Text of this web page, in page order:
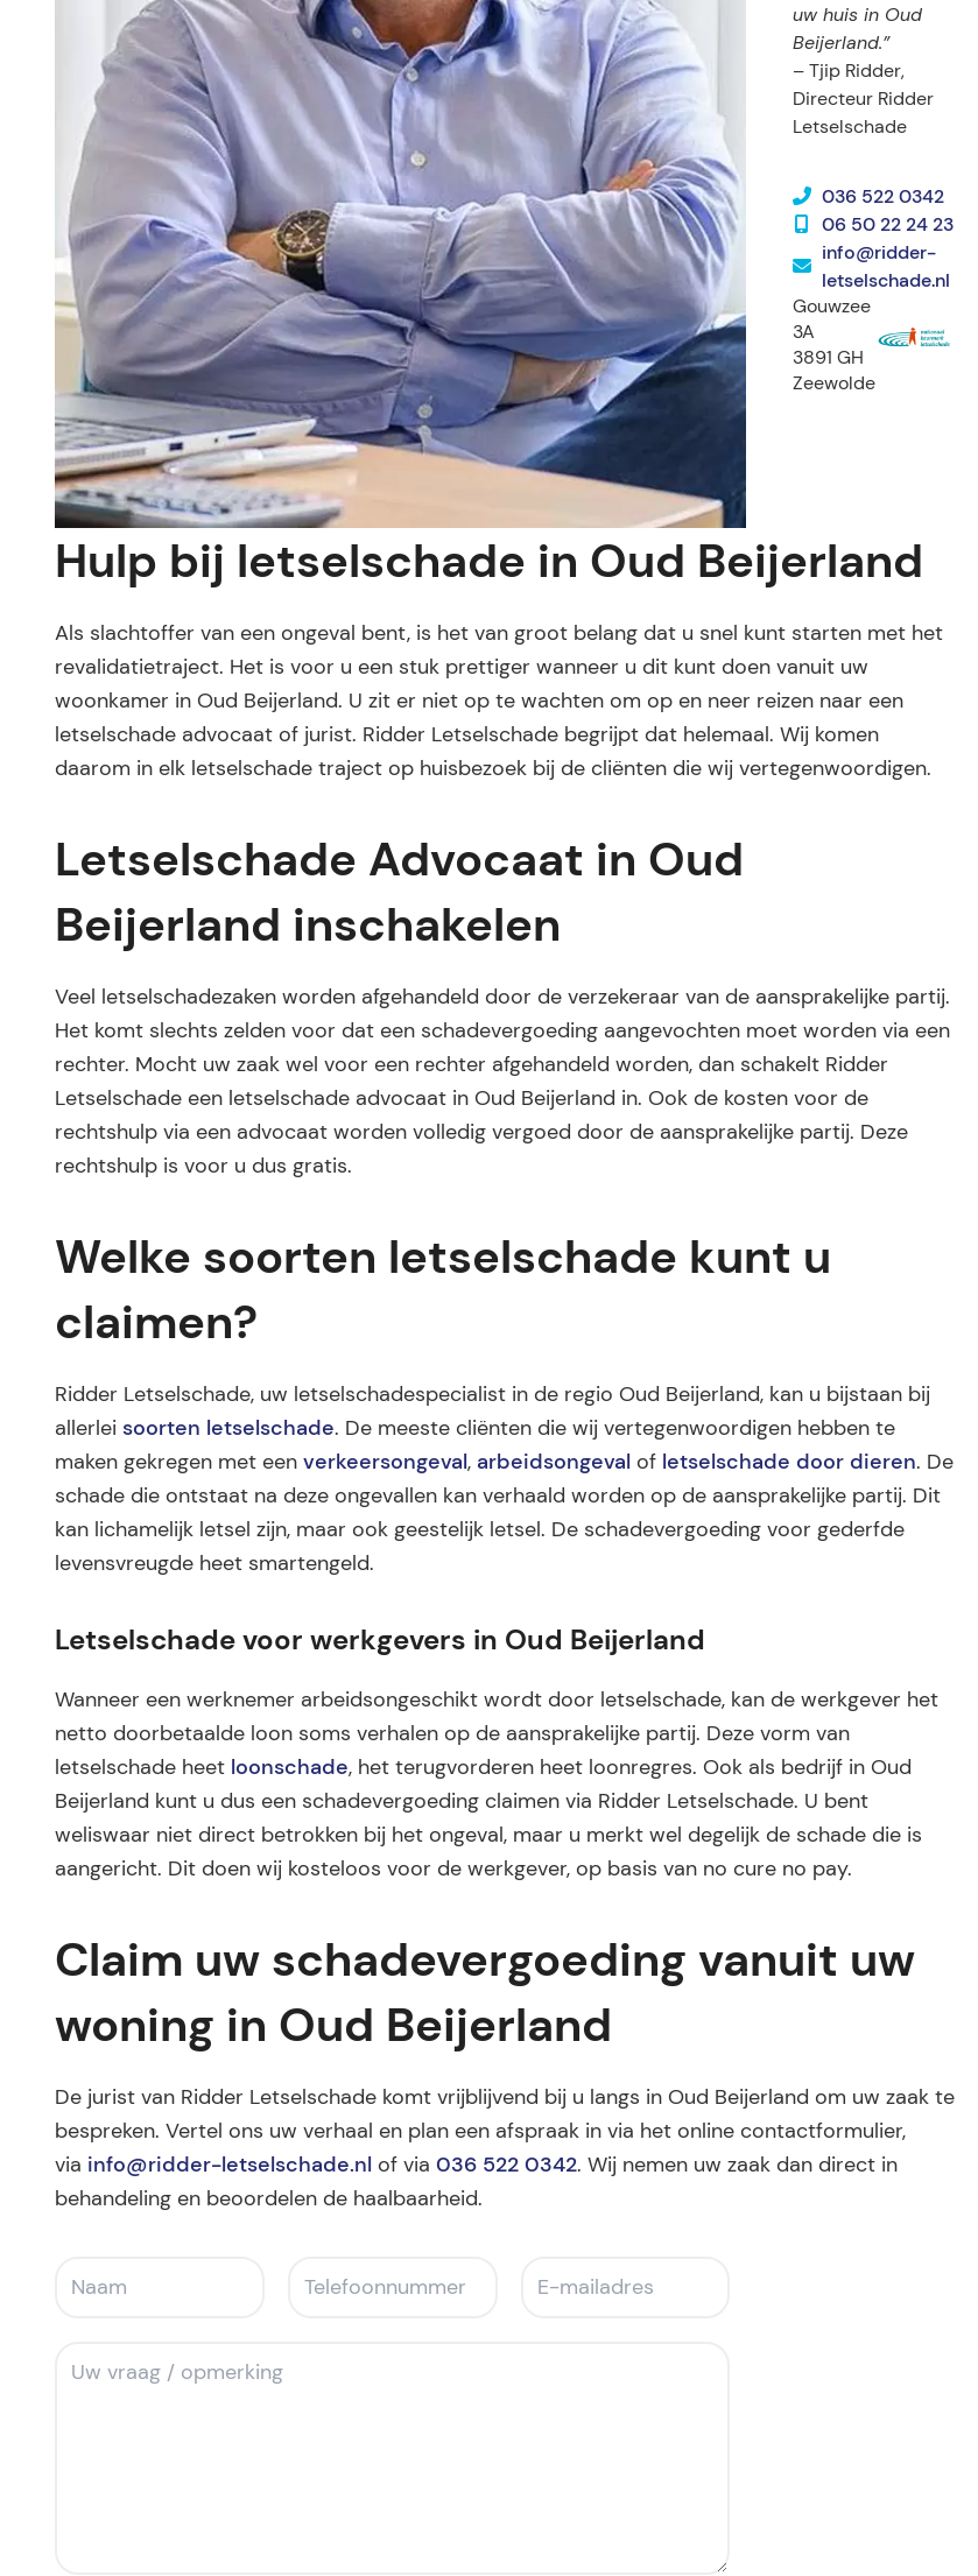
uw huis in Oud
Beijerland.”
– Tjip Ridder,
Directeur Ridder
Letselschade
036 522 0342
06 50 22 24 23
info@ridder-
letselschade.nl
Gouwzee
3A
3891 GH
Zeewolde
Hulp bij letselschade in Oud Beijerland
Als slachtoffer van een ongeval bent, is het van groot belang dat u snel kunt starten met het
revalidatietraject. Het is voor u een stuk prettiger wanneer u dit kunt doen vanuit uw
woonkamer in Oud Beijerland. U zit er niet op te wachten om op en neer reizen naar een
letselschade advocaat of jurist. Ridder Letselschade begrijpt dat helemaal. Wij komen
daarom in elk letselschade traject op huisbezoek bij de cliënten die wij vertegenwoordigen.
Letselschade Advocaat in Oud
Beijerland inschakelen
Veel letselschadezaken worden afgehandeld door de verzekeraar van de aansprakelijke partij.
Het komt slechts zelden voor dat een schadevergoeding aangevochten moet worden via een
rechter. Mocht uw zaak wel voor een rechter afgehandeld worden, dan schakelt Ridder
Letselschade een letselschade advocaat in Oud Beijerland in. Ook de kosten voor de
rechtshulp via een advocaat worden volledig vergoed door de aansprakelijke partij. Deze
rechtshulp is voor u dus gratis.
Welke soorten letselschade kunt u
claimen?
Ridder Letselschade, uw letselschadespecialist in de regio Oud Beijerland, kan u bijstaan bij
allerlei soorten letselschade. De meeste cliënten die wij vertegenwoordigen hebben te
maken gekregen met een verkeersongeval, arbeidsongevalof letselschade door dieren. De
schade die ontstaat na deze ongevallen kan verhaald worden op de aansprakelijke partij. Dit
kan lichamelijk letsel zijn, maar ook geestelijk letsel. De schadevergoeding voor gederfde
levensvreugde heet smartengeld.
Letselschade voor werkgevers in Oud Beijerland
Wanneer een werknemer arbeidsongeschikt wordt door letselschade, kan de werkgever het
netto doorbetaalde loon soms verhalen op de aansprakelijke partij. Deze vorm van
letselschade heet loonschade, het terugvorderen heet loonregres. Ook als bedrijf in Oud
Beijerland kunt u dus een schadevergoeding claimen via Ridder Letselschade. U bent
weliswaar niet direct betrokken bij het ongeval, maar u merkt wel degelijk de schade die is
aangericht. Dit doen wij kosteloos voor de werkgever, op basis van no cure no pay.
Claim uw schadevergoeding vanuit uw
woning in Oud Beijerland
De jurist van Ridder Letselschade komt vrijblijvend bij u langs in Oud Beijerland om uw zaak te
bespreken. Vertel ons uw verhaal en plan een afspraak in via het online contactformulier,
via info@ridder-letselschade.nlof via 036 522 0342. Wij nemen uw zaak dan direct in
behandeling en beoordelen de haalbaarheid.